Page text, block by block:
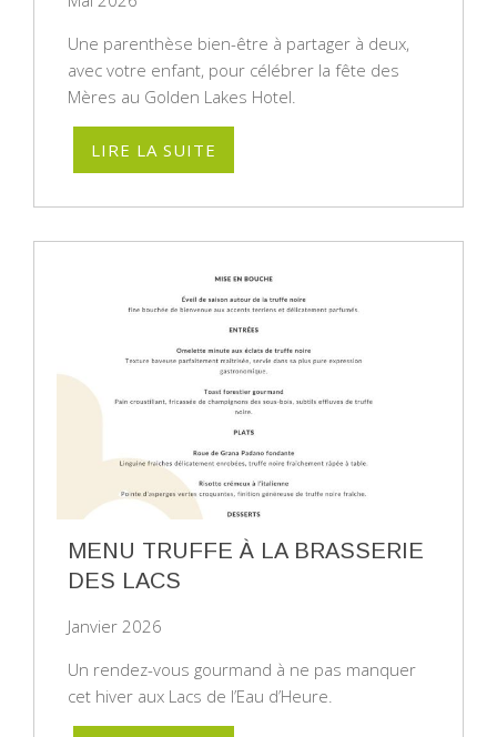
Une parenthèse bien-être à partager à deux,
avec votre enfant, pour célébrer la fête des
Mères au Golden Lakes Hotel.
LIRE LA SUITE
MENU TRUFFE À LA BRASSERIE
DES LACS
Janvier 2026
Un rendez-vous gourmand à ne pas manquer
cet hiver aux Lacs de l’Eau d’Heure.